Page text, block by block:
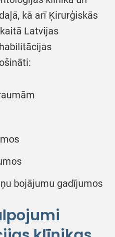
kā arī Ķirurģiskās
Latvijas
bojājumu gadījumos